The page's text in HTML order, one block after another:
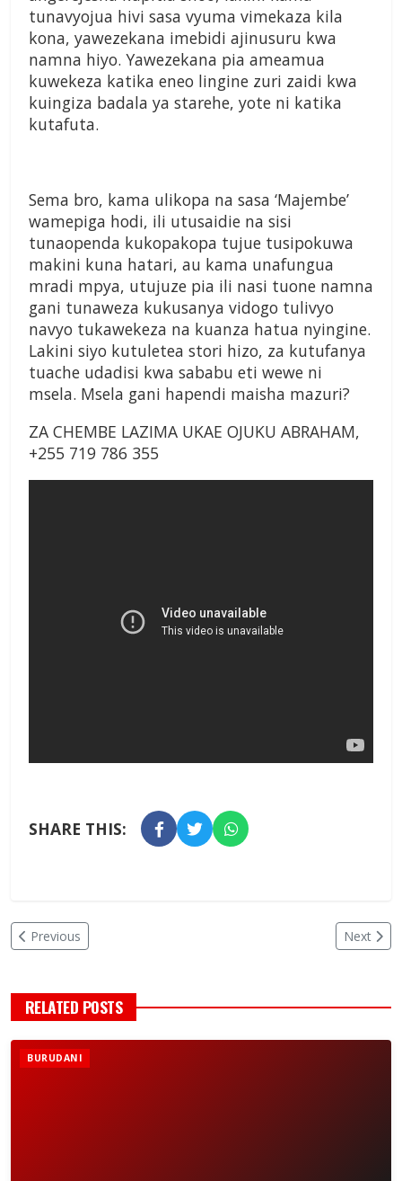
tunavyojua hivi sasa vyuma vimekaza kila
kona, yawezekana imebidi ajinusuru kwa
namna hiyo. Yawezekana pia ameamua
kuwekeza katika eneo lingine zuri zaidi kwa
kuingiza badala ya starehe, yote ni katika
kutafuta.
Sema bro, kama ulikopa na sasa ‘Majembe’
wamepiga hodi, ili utusaidie na sisi
tunaopenda kukopakopa tujue tusipokuwa
makini kuna hatari, au kama unafungua
mradi mpya, utujuze pia ili nasi tuone namna
gani tunaweza kukusanya vidogo tulivyo
navyo tukawekeza na kuanza hatua nyingine.
Lakini siyo kutuletea stori hizo, za kutufanya
tuache udadisi kwa sababu eti wewe ni
msela. Msela gani hapendi maisha mazuri?
ZA CHEMBE LAZIMA UKAE OJUKU ABRAHAM,
+255 719 786 355
SHARE THIS:
Previous Next
RELATED POSTS
BURUDANI